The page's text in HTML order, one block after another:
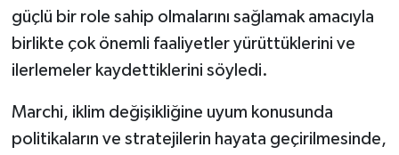
güçlü bir role sahip olmalarını sağlamak amacıyla
birlikte çok önemli faaliyetler yürüttüklerini ve
ilerlemeler kaydettiklerini söyledi.
Marchi, iklim değişikliğine uyum konusunda
politikaların ve stratejilerin hayata geçirilmesinde,